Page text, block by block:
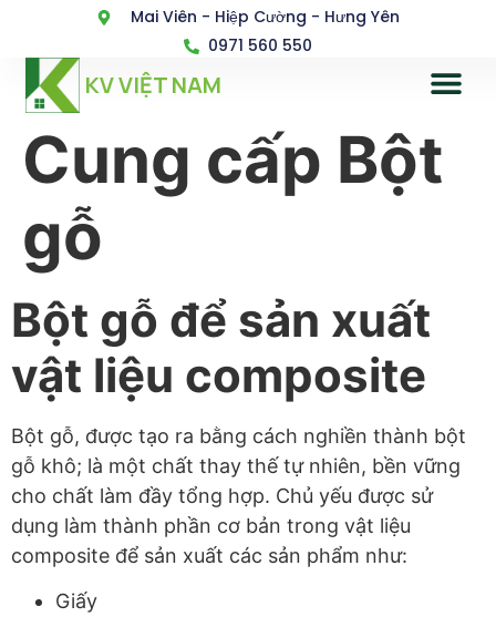
Mai Viên - Hiệp Cường - Hưng Yên
0971 560 550
KV VIỆT NAM
Cung cấp Bột
gỗ
Bột gỗ để sản xuất
vật liệu composite
Bột gỗ, được tạo ra bằng cách nghiền thành bột
gỗ khô; là một chất thay thế tự nhiên, bền vững
cho chất làm đầy tổng hợp. Chủ yếu được sử
dụng làm thành phần cơ bản trong vật liệu
composite để sản xuất các sản phẩm như:
Giấy